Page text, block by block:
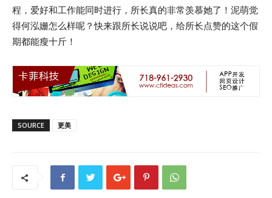
程，爱好和工作能同时进行，所长真的非常羡慕她了！泥萌觉
得何泓姗怎么样呢？快来跟所长说说吧，给所长点赞的这个假
期都能瘦十斤！
SOURCE 更美